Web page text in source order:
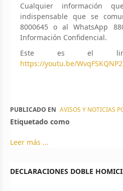
Cualquier información
indispensable que se
8000645 o al WhatsApp
Información Confidencial.
Este es el
https://youtu.be/
PUBLICADO EN AVISOS Y NOTICIAS
Etiquetado como
Leer más ...
DECLARACIONES DOBLE